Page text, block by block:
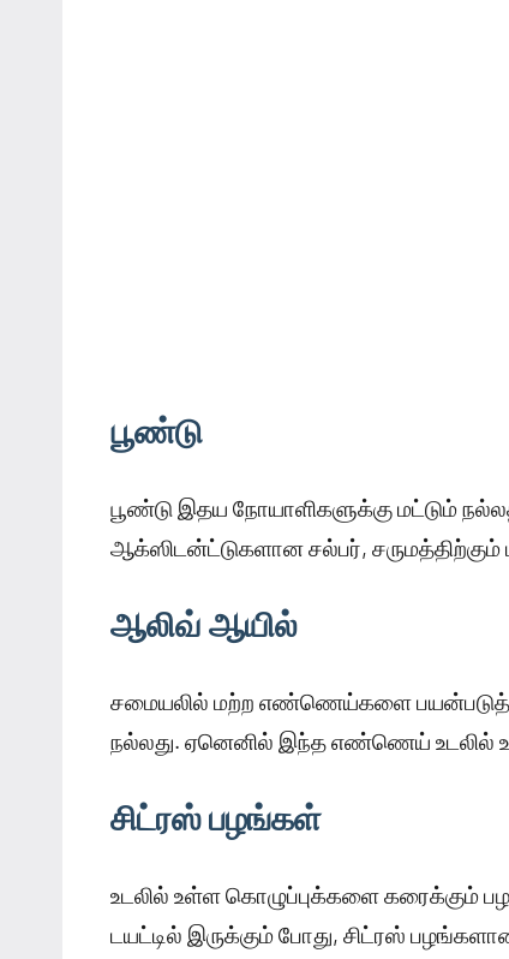
பூண்டு
பூண்டு இதய நோயாளிகளுக்கு மட்டும்
ஆக்ஸிடன்ட்டுகளான சல்பர், சருமத்திற்கும்
ஆலிவ் ஆயில்
சமையலில் மற்ற எண்ணெய்களை
நல்லது. ஏனெனில் இந்த எண்ணெய் உடலில்
சிட்ரஸ் பழங்கள்
உடலில் உள்ள கொழுப்புக்களை கரைக்கும்
டயட்டில் இருக்கும் போது, சிட்ரஸ்